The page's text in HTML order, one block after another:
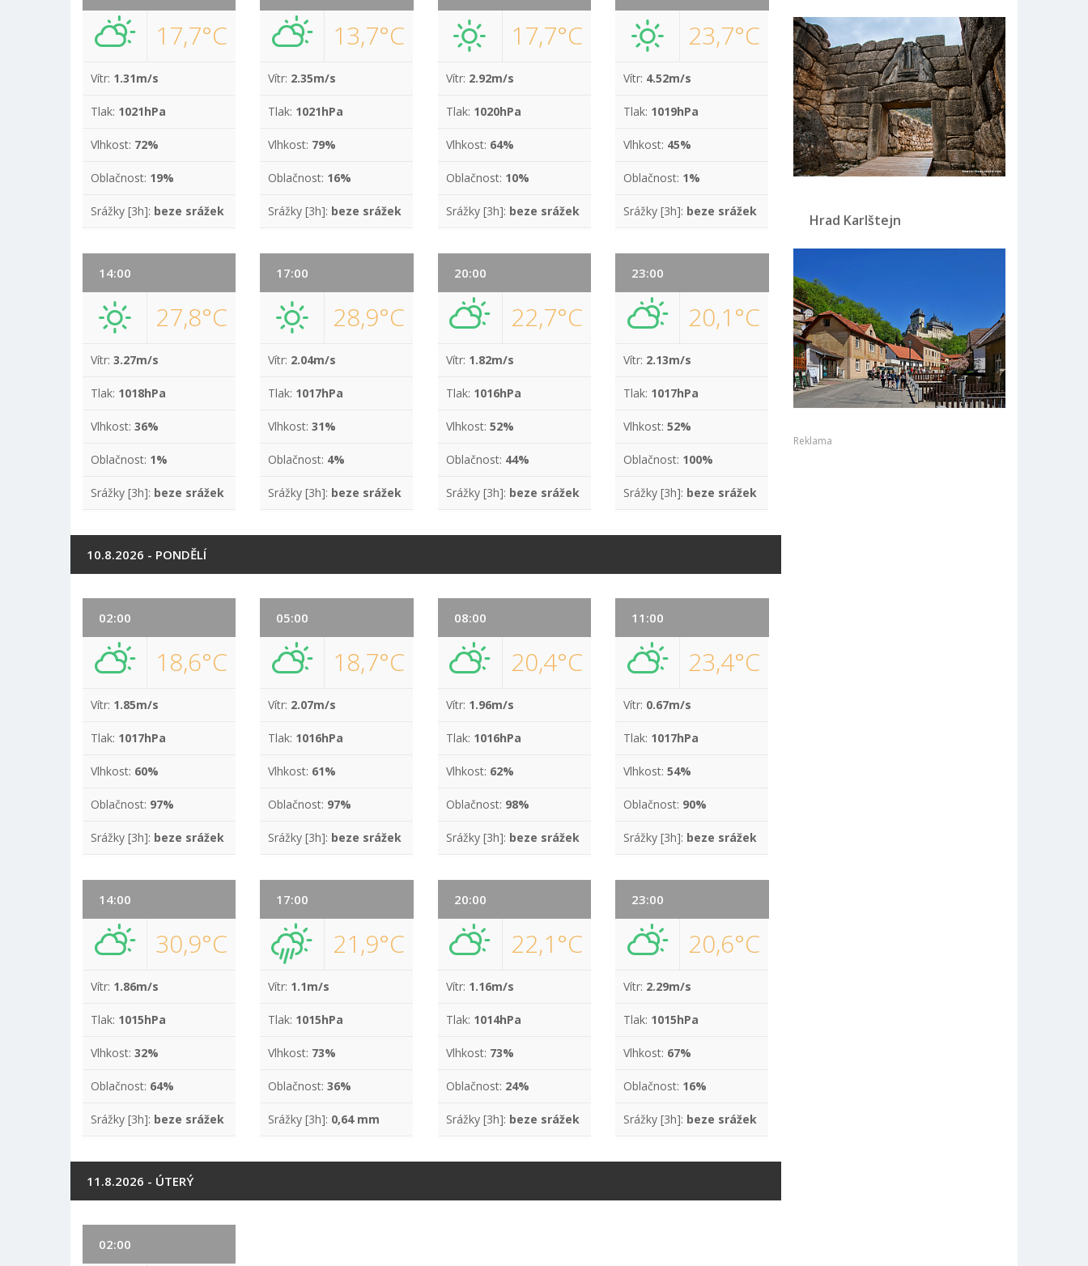
17,7°C
Vítr: 1.31m/s
Tlak: 1021hPa
Vlhkost: 72%
Oblačnost: 19%
Srážky [3h]: beze srážek
13,7°C
Vítr: 2.35m/s
Tlak: 1021hPa
Vlhkost: 79%
Oblačnost: 16%
Srážky [3h]: beze srážek
17,7°C
Vítr: 2.92m/s
Tlak: 1020hPa
Vlhkost: 64%
Oblačnost: 10%
Srážky [3h]: beze srážek
23,7°C
Vítr: 4.52m/s
Tlak: 1019hPa
Vlhkost: 45%
Oblačnost: 1%
Srážky [3h]: beze srážek
14:00
27,8°C
Vítr: 3.27m/s
Tlak: 1018hPa
Vlhkost: 36%
Oblačnost: 1%
Srážky [3h]: beze srážek
17:00
28,9°C
Vítr: 2.04m/s
Tlak: 1017hPa
Vlhkost:31%
Oblačnost: 4%
Srážky [3h]: beze srážek
20:00
22,7°C
Vítr: 1.82m/s
Tlak: 1016hPa
Vlhkost: 52%
Oblačnost: 44%
Srážky [3h]: beze srážek
23:00
20,1°C
Vítr: 2.13m/s
Tlak: 1017hPa
Vlhkost:52%
Oblačnost: 100%
Srážky [3h]: beze srážek
10.8.2026 - PONDĚLÍ
02:00
18,6°C
Vítr: 1.85m/s
Tlak: 1017hPa
Vlhkost: 60%
Oblačnost: 97%
Srážky [3h]: beze srážek
05:00
18,7°C
Vítr: 2.07m/s
Tlak: 1016hPa
Vlhkost: 61%
Oblačnost: 97%
Srážky [3h]: beze srážek
08:00
20,4°C
Vítr: 1.96m/s
Tlak: 1016hPa
Vlhkost: 62%
Oblačnost: 98%
Srážky [3h]: beze srážek
11:00
23,4°C
Vítr: 0.67m/s
Tlak: 1017hPa
Vlhkost:54%
Oblačnost: 90%
Srážky [3h]: beze srážek
14:00
30,9°C
Vítr: 1.86m/s
Tlak: 1015hPa
Vlhkost: 32%
Oblačnost: 64%
Srážky [3h]: beze srážek
17:00
21,9°C
Vítr: 1.1m/s
Tlak: 1015hPa
Vlhkost: 73%
Oblačnost:36%
Srážky [3h]: 0,64 mm
20:00
22,1°C
Vítr: 1.16m/s
Tlak: 1014hPa
Vlhkost: 73%
Oblačnost: 24%
Srážky [3h]: beze srážek
23:00
20,6°C
Vítr: 2.29m/s
Tlak: 1015hPa
Vlhkost: 67%
Oblačnost: 16%
Srážky [3h]: beze srážek
11.8.2026 - ÚTERÝ
02:00
Hrad Karlštejn
Reklama